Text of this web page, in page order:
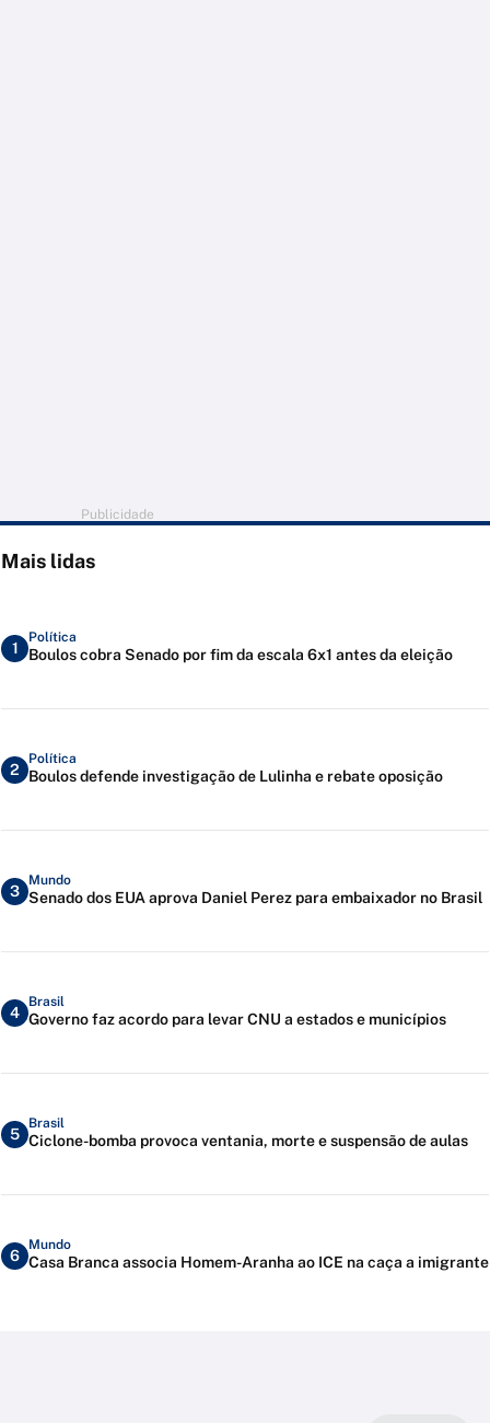
Publicidade
Mais lidas
1
Política
Boulos cobra Senado por fim da escala 6x1 antes da eleição
2
Política
Boulos defende investigação de Lulinha e rebate oposição
3
Mundo
Senado dos EUA aprova Daniel Perez para embaixador no Brasil
4
Brasil
Governo faz acordo para levar CNU a estados e municípios
5
Brasil
Ciclone-bomba provoca ventania, morte e suspensão de aulas
6
Mundo
Casa Branca associa Homem-Aranha ao ICE na caça a imigrante